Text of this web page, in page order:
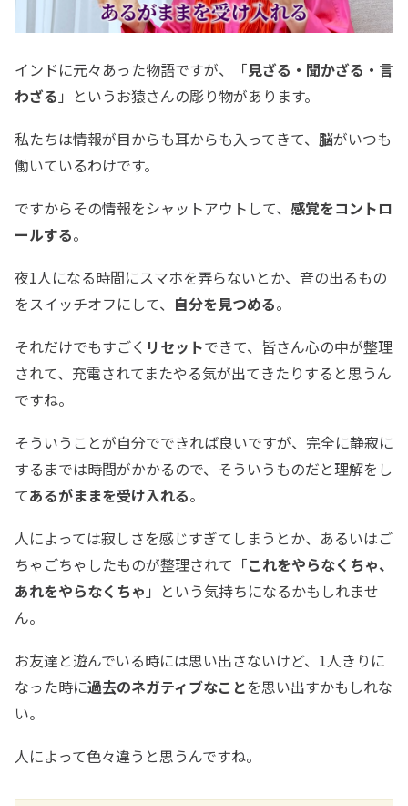
インドに元々あった物語ですが、「見ざる・聞かざる・言
わざる 」というお猿さんの彫り物があります。
私たちは情報が目からも耳からも入ってきて、 脳がいつも
働いているわけです。
ですからその情報をシャットアウトして、 感覚をコントロ
ールする。
夜1人になる時間にスマホを弄らないとか、音の出るもの
をスイッチオフにして、 自分を見つめる。
それだけでもすごく リセットできて、皆さん心の中が整理
されて、充電されてまたやる気が出てきたりすると思うん
ですね。
そういうことが自分でできれば良いですが、完全に静寂に
するまでは時間がかかるので、そういうものだと理解をし
てあるがままを受け入れる。
人によっては寂しさを感じすぎてしまうとか、あるいはご
ちゃごちゃしたものが整理されて「これをやらなくちゃ、
あれをやらなくちゃ 」という気持ちになるかもしれませ
ん。
お友達と遊んでいる時には思い出さないけど、1人きりに
なった時に過去のネガティブなことを思い出すかもしれな
い。
人によって色々違うと思うんですね。